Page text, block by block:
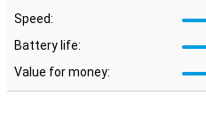
Speed:
Battery life:
Value for money: